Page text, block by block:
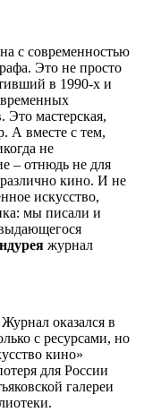
с современностью
Это не просто
в 1990-х и
Это мастерская,
А вместе с тем,
не
– отнюдь не для
кино. И не
искусство,
мы писали и
журнал
оказался в
с ресурсами, но
кино»
для России
галереи